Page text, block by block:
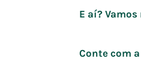
E aí?
Conte com a